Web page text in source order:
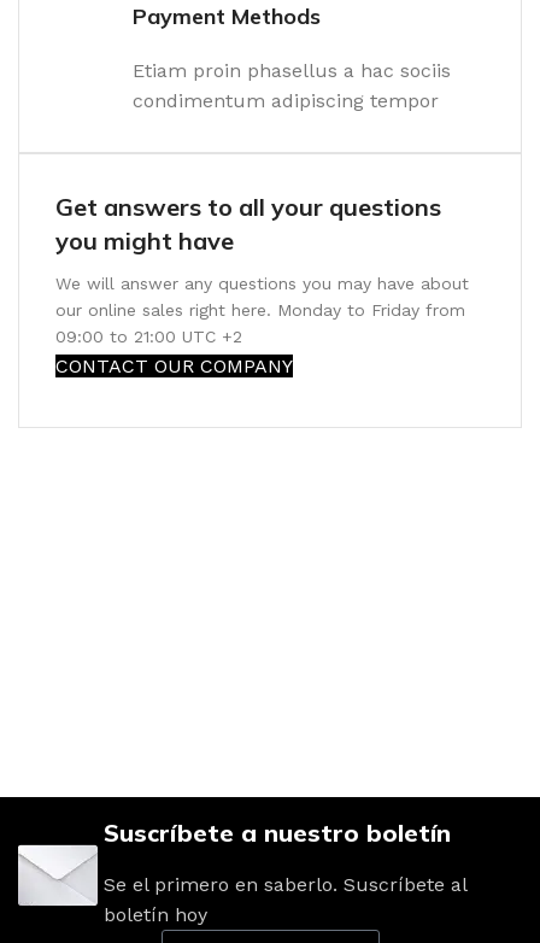
Payment Methods
Etiam proin phasellus a hac sociis
condimentum adipiscing tempor
Get answers to all your questions
you might have
We will answer any questions you may have about
our online sales right here. Monday to Friday from
09:00 to 21:00 UTC +2
CONTACT OUR COMPANY
Suscríbete a nuestro boletín
Se el primero en saberlo. Suscríbete al
boletín hoy